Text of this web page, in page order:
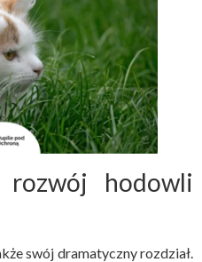
hodowli
swój dramatyczny rozdział.